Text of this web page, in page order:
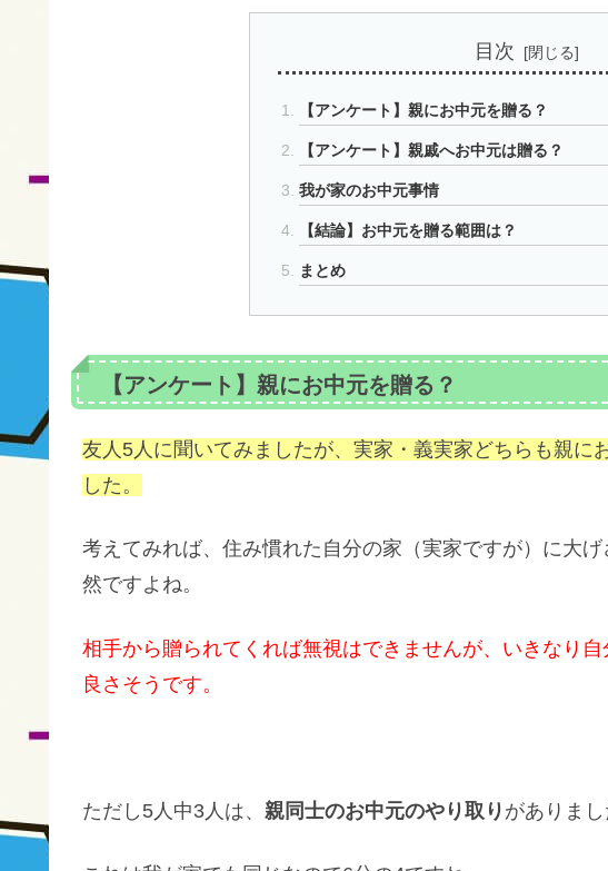
目次
【アンケート】親にお中元を贈る？
【アンケート】親戚へお中元は贈る？
我が家のお中元事情
【結論】お中元を贈る範囲は？
まとめ
【アンケート】親にお中元を贈る？
友人5人に聞いてみましたが、実家・義実家どちらも親に
した。
考えてみれば、住み慣れた自分の家（実家ですが）に大
然ですよね。
相手から贈られてくれば無視はできませんが、いきなり
良さそうです。
ただし5人中3人は、 親同士のお中元のやり取り がありまし